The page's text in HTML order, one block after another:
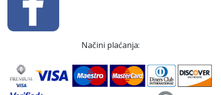
Načini plaćanja: